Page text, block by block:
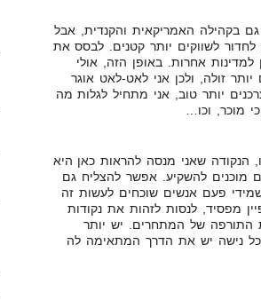
בקהילה האמריקאית והקנדית, אבל
לשווקים יותר קטנים. לבסס את
אחרות. באופן הזה, אולי
זולה, ולכן אני לאט-לאט אוגר
יותר טוב, אני מתחיל לגלות מה
מוכר, וכו…
שאני מנסה להראות כאן היא
מוכנים להשקיע. אפשר להצליח גם
פעם אנשים שוכחים לעשות זה
מפסיד, לנסות לזהות את נקודות
התורפה של המתחרים. יש יותר
נישה יש את הדרך המתאימה לה